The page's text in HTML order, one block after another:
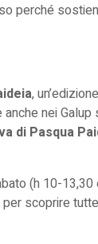
perché
,
nei
di Pasqua
(h 10-
scoprire